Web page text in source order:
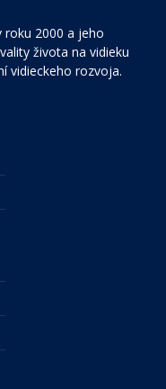
roku 2000 a jeho
života na vidieku
vidieckeho rozvoja.